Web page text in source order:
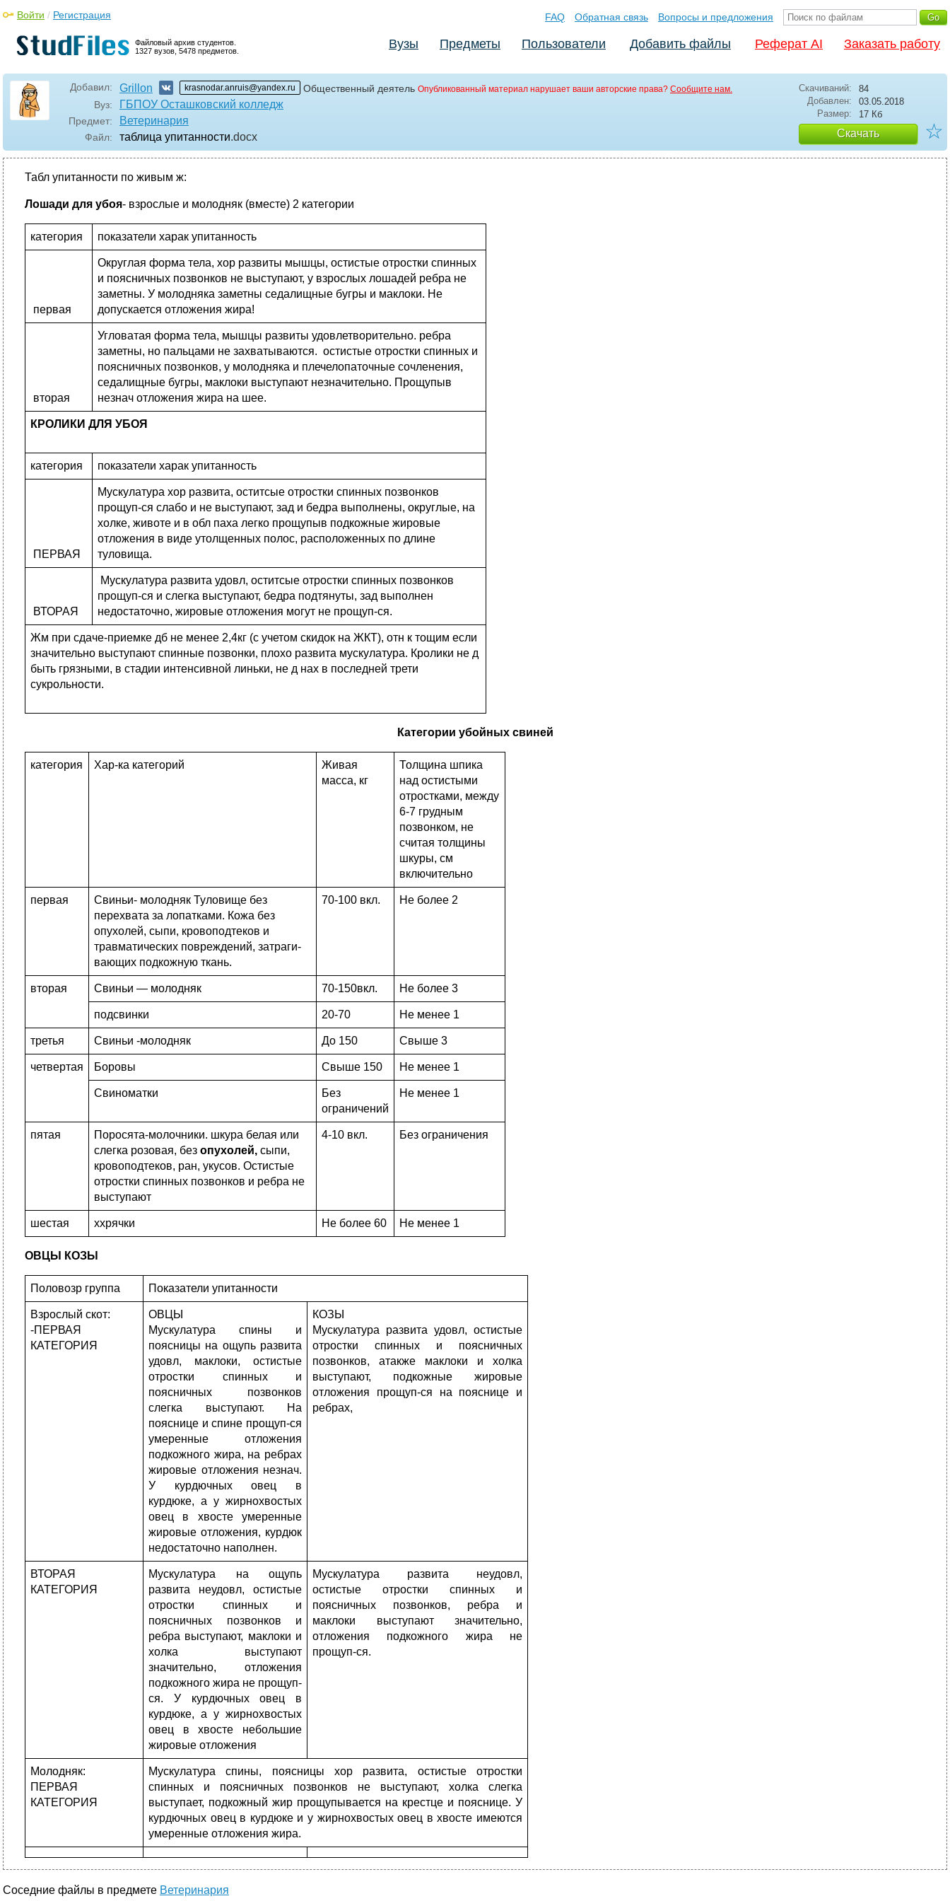
Файловый архив студентов.
1327 вузов, 5478 предметов.
Войти / Регистрация FAQ Обратная связь Вопросы и предложения
Вузы Предметы Пользователи Добавить файлы Реферат AI Заказать работу
Добавил: Grillon krasnodar.anruis@yandex.ru Общественный деятель Опубликованный материал нарушает ваши авторские права? Сообщите нам.
Вуз: ГБПОУ Осташковский колледж
Предмет: Ветеринария
Файл: таблица упитанности.docx
Скачиваний:
84
Добавлен:
03.05.2018
Размер:
17 Кб
Скачать ☆
Табл упитанности по живым ж:
Лошади для убоя- взрослые и молодняк (вместе) 2 категории
категория показатели харак упитанность
первая
Округлая форма тела, хор развиты мышцы, остистые отростки спинных
и поясничных позвонков не выступают, у взрослых лошадей ребра не
заметны. У молодняка заметны седалищные бугры и маклоки. Не
допускается отложения жира!
вторая
Угловатая форма тела, мышцы развиты удовлетворительно. ребра
заметны, но пальцами не захватываются. остистые отростки спинных и
поясничных позвонков, у молодняка и плечелопаточные сочленения,
седалищные бугры, маклоки выступают незначительно. Прощупыв
незнач отложения жира на шее.
КРОЛИКИ ДЛЯ УБОЯ
категория показатели харак упитанность
ПЕРВАЯ
Мускулатура хор развита, оститсые отростки спинных позвонков
прощуп-ся слабо и не выступают, зад и бедра выполнены, округлые, на
холке, животе и в обл паха легко прощупыв подкожные жировые
отложения в виде утолщенных полос, расположенных по длине
туловища.
ВТОРАЯ
Мускулатура развита удовл, оститсые отростки спинных позвонков
прощуп-ся и слегка выступают, бедра подтянуты, зад выполнен
недостаточно, жировые отложения могут не прощуп-ся.
Жм при сдаче-приемке дб не менее 2,4кг (с учетом скидок на ЖКТ), отн к тощим если
значительно выступают спинные позвонки, плохо развита мускулатура. Кролики не д
быть грязными, в стадии интенсивной линьки, не д нах в последней трети
сукрольности.
Категории убойных свиней
категория Хар-ка категорий
Живая
масса, кг
Толщина шпика
над остистыми
отростками, между
6-7 грудным
позвонком, не
считая толщины
шкуры, см
включительно
первая
Свиньи- молодняк Тулови­ще без
перехвата за ло­патками. Кожа без
опухолей, сыпи, кровоподте­ков и
травматических повреждений, затраги­
вающих подкожную ткань.
70-100 вкл. Не более 2
вторая Свиньи — молодняк 70-150вкл. Не более 3
подсвинки 20-70 Не менее 1
третья Свиньи -молодняк До 150 Свыше 3
четвертая Боровы Свыше 150 Не менее 1
Свиноматки
Без
ограничений
Не менее 1
пятая
Поросята-молочники. шкура белая или
слегка розовая, без опухолей, сыпи,
кровоподтеков, ран, укусов. Остистые
отростки спинных позвонков и ребра не
выступают
4-10 вкл. Без ограничения
шестая ххрячки Не более 60 Не менее 1
ОВЦЫ КОЗЫ
Половозр группа Показатели упитанности
Взрослый скот:
-ПЕРВАЯ
КАТЕГОРИЯ
ОВЦЫ
Мускулатура спины и
поясницы на ощупь развита
удовл, маклоки, остистые
отростки спинных и
поясничных позвонков
слегка выступают. На
пояснице и спине прощуп-ся
умеренные отложения
подкожного жира, на ребрах
жировые отложения незнач.
У курдючных овец в
курдюке, а у жирнохвостых
овец в хвосте умеренные
жировые отложения, курдюк
недостаточно наполнен.
КОЗЫ
Мускулатура развита удовл, остистые
отростки спинных и поясничных
позвонков, атакже маклоки и холка
выступают, подкожные жировые
отложения прощуп-ся на пояснице и
ребрах,
ВТОРАЯ
КАТЕГОРИЯ
Мускулатура на ощупь
развита неудовл, остистые
отростки спинных и
поясничных позвонков и
ребра выступают, маклоки и
холка выступают
значительно, отложения
подкожного жира не прощуп-
ся. У курдючных овец в
курдюке, а у жирнохвостых
овец в хвосте небольшие
жировые отложения
Мускулатура развита неудовл,
остистые отростки спинных и
поясничных позвонков, ребра и
маклоки выступают значительно,
отложения подкожного жира не
прощуп-ся.
Молодняк:
ПЕРВАЯ
КАТЕГОРИЯ
Мускулатура спины, поясницы хор развита, остистые отростки
спинных и поясничных позвонков не выступают, холка слегка
выступает, подкожный жир прощупывается на крестце и пояснице. У
курдючных овец в курдюке и у жирнохвостых овец в хвосте имеются
умеренные отложения жира.
Соседние файлы в предмете Ветеринария